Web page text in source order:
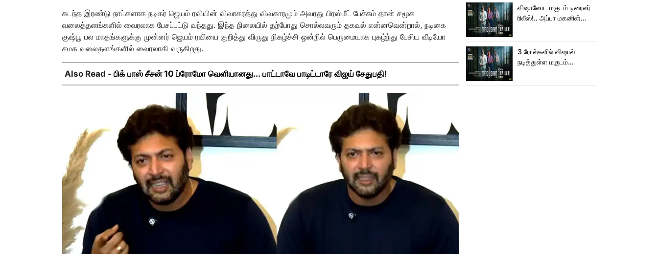
கடந்த இரண்டு நாட்களாக நடிகர் ஜெயம் ரவியின் விவாகரத்து விவகாரமும் அவரது பிரஸ்மீட் பேச்சும் தான் சமூக
வலைத்தளங்களில் வைரலாக பேசப்பட்டு வந்தது. இந்த நிலையில் தற்போது சொல்லவரும் தகவல் என்னவென்றால், நடிகை
குஷ்பூ பல மாதங்களுக்கு முன்னர் ஜெயம் ரவியை குறித்து விருது நிகழ்ச்சி ஒன்றில் பெருமையாக புகழ்ந்து பேசிய வீடியோ
சமக வலைதளங்களில் வைரலாகி வருகிறது.
Also Read - பிக் பாஸ் சீசன் 10 ப்ரோமோ வெளியானது... பாட்டாவே பாடிட்டாரே விஜய் சேதுபதி!
விமர்சனம்!
விஷாலோட மகுடம் டிரைலர்
ரிலீஸ்!.. அப்பா மகனின்
3 ரோல்களில் விஷால்
நடித்துள்ள மகுடம்